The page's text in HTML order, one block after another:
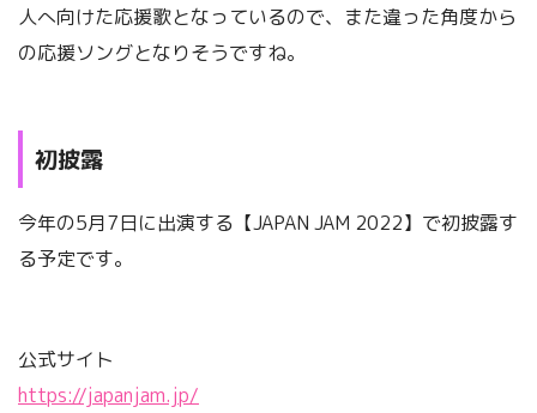
人へ向けた応援歌となっているので、また違った角度から
の応援ソングとなりそうですね。
初披露
今年の5月7日に出演する【JAPAN JAM 2022】で初披露す
る予定です。
公式サイト
https://japanjam.jp/